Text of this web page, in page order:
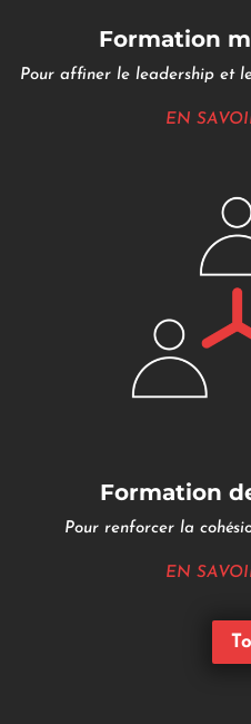
Formation
Pour affiner le leadership et
EN
Formation
Pour renforcer la
EN